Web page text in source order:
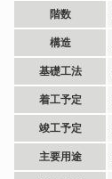
階数
構造
基礎工法
着工予定
竣工予定
主要用途